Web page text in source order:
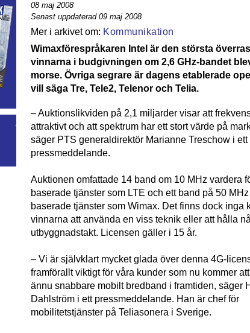
08 maj 2008
Senast uppdaterad 09 maj 2008
Kommunikation
Wimaxförespråkaren Intel är den största
vinnarna i budgivningen om 2,6 GHz-bandet
morse. Övriga segrare är dagens etablerade
vill säga Tre, Tele2, Telenor och Telia.
– Auktionslikviden på 2,1 miljarder visar att
attraktivt och att spektrum har ett stort värde på
säger PTS generaldirektör Marianne Treschow i ett
pressmeddelande.
Auktionen omfattade 14 band om 10 MHz vardera
baserade tjänster som LTE och ett band på 50
baserade tjänster som Wimax. Det finns dock inga
vinnarna att använda en viss teknik eller att hålla
utbyggnadstakt. Licensen gäller i 15 år.
– Vi är självklart mycket glada över denna 4G-
framförallt viktigt för våra kunder som nu kommer att
ännu snabbare mobilt bredband i framtiden, säger
Dahlström i ett pressmeddelande. Han är chef för
mobilitetstjänster på Teliasonera i Sverige.